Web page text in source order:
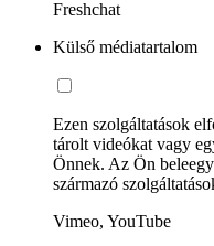
Freshchat
Külső médiatartalom
Ezen szolgáltatások
tárolt videókat vagy
Önnek. Az Ön
származó
Vimeo, YouTube